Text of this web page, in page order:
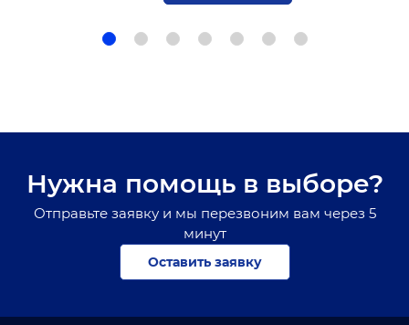
Нужна помощь в выборе?
Отправьте заявку и мы перезвоним вам через 5
минут
Оставить заявку